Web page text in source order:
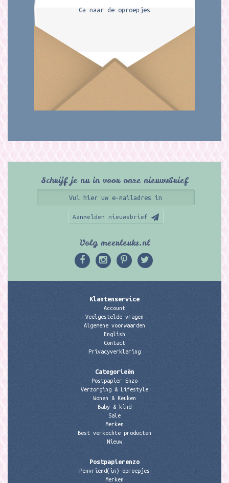
Ga naar de oproepjes
Schrijf je nu in voor onze nieuwsbrief
Aanmelden nieuwsbrief
Volg meerleuks.nl
Klantenservice
Account
Veelgestelde vragen
Algemene voorwaarden
English
Contact
Privacyverklaring
Categorieën
Postpapier Enzo
Verzorging & Lifestyle
Wonen & Keuken
Baby & kind
Sale
Merken
Best verkochte producten
Nieuw
Postpapierenzo
Penvriend(in) oproepjes
Merken